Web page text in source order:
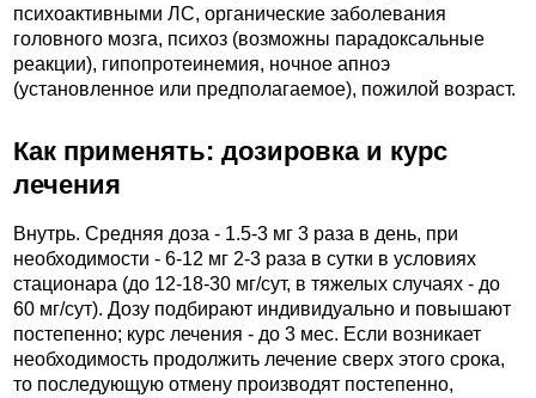
психоактивными ЛС, органические заболевания
головного мозга, психоз (возможны парадоксальные
реакции), гипопротеинемия, ночное апноэ
(установленное или предполагаемое), пожилой возраст.
Как применять: дозировка и курс
лечения
Внутрь. Средняя доза - 1.5-3 мг 3 раза в день, при
необходимости - 6-12 мг 2-3 раза в сутки в условиях
стационара (до 12-18-30 мг/сут, в тяжелых случаях - до
60 мг/сут). Дозу подбирают индивидуально и повышают
постепенно; курс лечения - до 3 мес. Если возникает
необходимость продолжить лечение сверх этого срока,
то последующую отмену производят постепенно,